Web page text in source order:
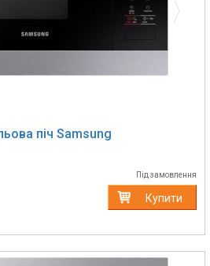
піч Samsung
Під замовлення
Купити